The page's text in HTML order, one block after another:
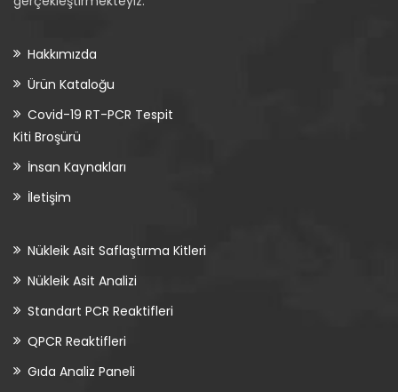
Hakkımızda
Ürün Kataloğu
Covid-19 RT-PCR Tespit
Kiti Broşürü
İnsan Kaynakları
İletişim
Nükleik Asit Saflaştırma Kitleri
Nükleik Asit Analizi
Standart PCR Reaktifleri
QPCR Reaktifleri
Gıda Analiz Paneli